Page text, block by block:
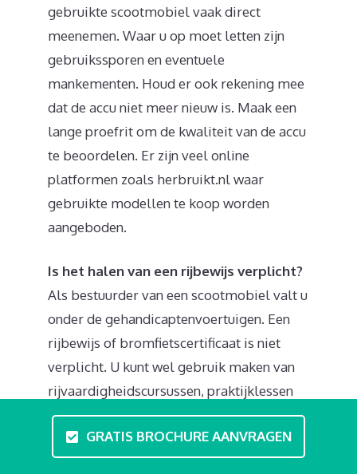
gebruikte scootmobiel vaak direct
meenemen. Waar u op moet letten zijn
gebruikssporen en eventuele
mankementen. Houd er ook rekening mee
dat de accu niet meer nieuw is. Maak een
lange proefrit om de kwaliteit van de accu
te beoordelen. Er zijn veel online
platformen zoals herbruikt.nl waar
gebruikte modellen te koop worden
aangeboden.
Is het halen van een rijbewijs verplicht?
Als bestuurder van een scootmobiel valt u
onder de gehandicaptenvoertuigen. Een
rijbewijs of bromfietscertificaat is niet
verplicht. U kunt wel gebruik maken van
rijvaardigheidscursussen, praktijklessen
en theorie. Bij zo’n scootmobieltraining in
Hengelo behandeld u zaken zoals
verkeersregels en en leert u veilig
GRATIS BROCHURE AANVRAGEN